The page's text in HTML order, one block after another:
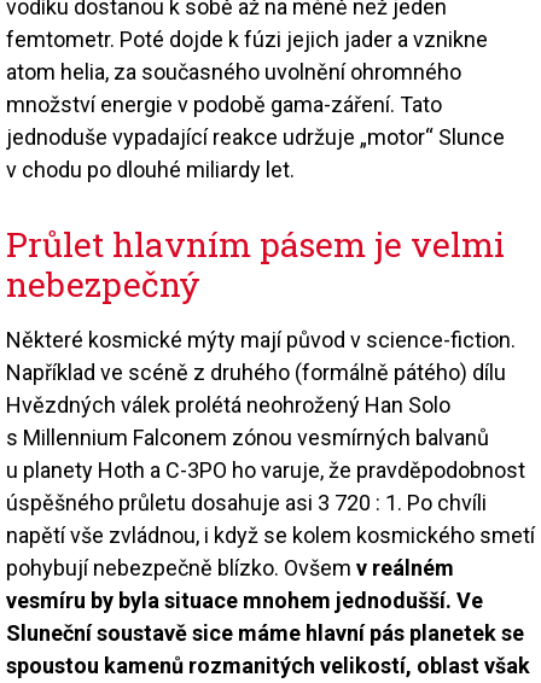
vodíku dostanou k sobě až na méně než jeden
femtometr. Poté dojde k fúzi jejich jader a vznikne
atom helia, za současného uvolnění ohromného
množství energie v podobě gama-záření. Tato
jednoduše vypadající reakce udržuje „motor“ Slunce
v chodu po dlouhé miliardy let.
Průlet hlavním pásem je velmi
nebezpečný
Některé kosmické mýty mají původ v science-fiction.
Například ve scéně z druhého (formálně pátého) dílu
Hvězdných válek prolétá neohrožený Han Solo
s Millennium Falconem zónou vesmírných balvanů
u planety Hoth a C-3PO ho varuje, že pravděpodobnost
úspěšného průletu dosahuje asi 3 720 : 1. Po chvíli
napětí vše zvládnou, i když se kolem kosmického smetí
pohybují nebezpečně blízko. Ovšem v reálném
vesmíru by byla situace mnohem jednodušší. Ve
Sluneční soustavě sice máme hlavní pás planetek se
spoustou kamenů rozmanitých velikostí, oblast však